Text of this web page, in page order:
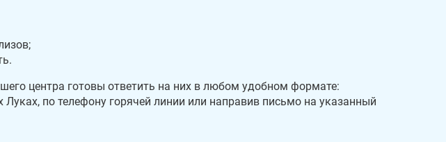
центра готовы ответить на них в любом удобном формате:
по телефону горячей линии или направив письмо на указанный